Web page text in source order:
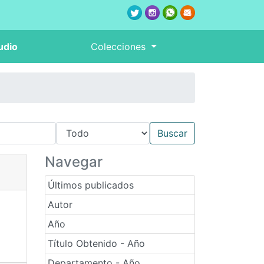
Colecciones
Navegar
Últimos publicados
Autor
Año
Título Obtenido - Año